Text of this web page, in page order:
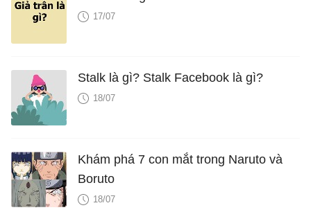
17/07
Stalk là gì? Stalk Facebook là gì?
18/07
Khám phá 7 con mắt trong Naruto và
Boruto
18/07